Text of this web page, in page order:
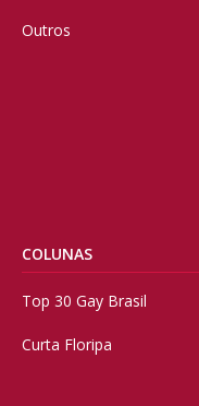
Outros
COLUNAS
Top 30 Gay Brasil
Curta Floripa